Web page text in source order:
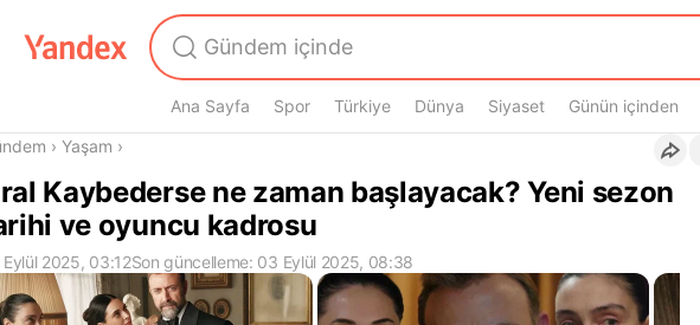
Ana Sayfa Spor Türkiye Dünya Siyaset Günün içinden
› Yaşam ›
Kaybederse ne zaman başlayacak? Yeni sezon
ve oyuncu kadrosu
Eylül 2025, 03:12Son güncelleme: 03 Eylül 2025, 08:38